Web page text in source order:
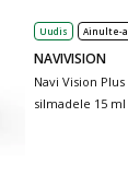
Uudis Ainult e-
NAVIVISION
Navi Vision
silmadele 15 ml